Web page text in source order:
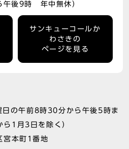
午後9時 年中無休）
サンキューコールか
わさきの
ページを見る
日の午前8時30分から午後5時ま
1月3日を除く）
本町1番地